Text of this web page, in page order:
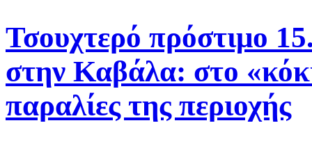
Τσουχτερό πρόστιμο
στην Καβάλα: στο
παραλίες της περιοχής